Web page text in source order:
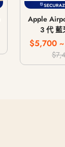
Apple
3 代 藍
MagSafe
$5,700